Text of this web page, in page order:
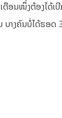
ນໜຶ່ງຕ້ອງໄດ້ເ
ບາງຄົນບໍ່ໄດ້ຮອ